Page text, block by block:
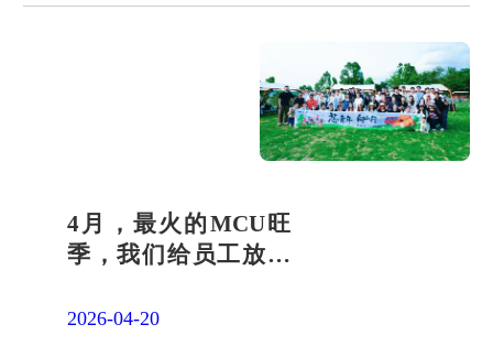
4月，最火的MCU旺
季，我们给员工放了
2026-04-20